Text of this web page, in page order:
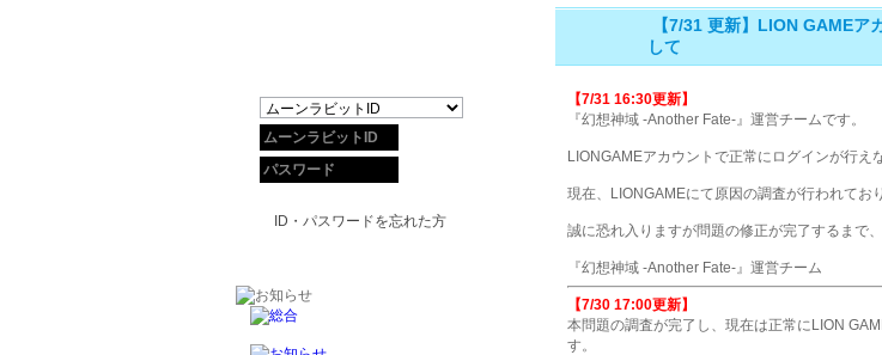
【7/31 更新】LION GAMEア
して
【7/31 16:30更新】
『幻想神域 -Another Fate-』運営チームです。
LIONGAMEアカウントで正常にログインが行え
現在、LIONGAMEにて原因の調査が行われてお
誠に恐れ入りますが問題の修正が完了するまで
『幻想神域 -Another Fate-』運営チーム
【7/30 17:00更新】
本問題の調査が完了し、現在は正常にLION
す。
ID・パスワードを忘れた方